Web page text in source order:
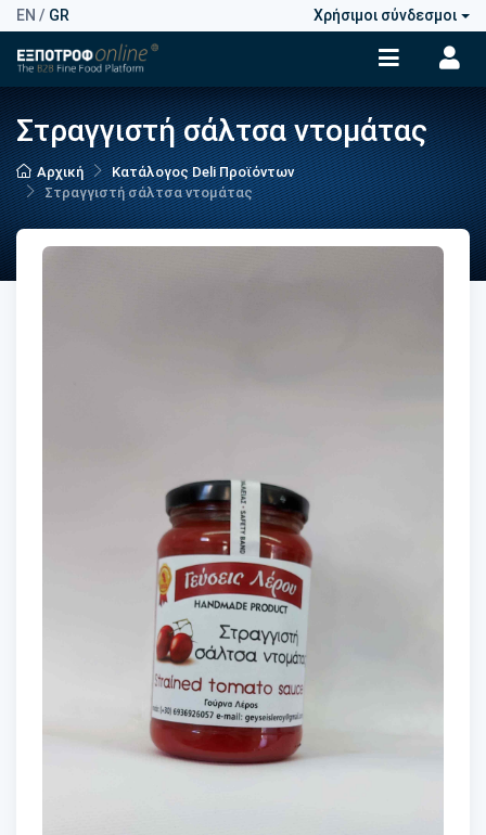
EN / GR Χρήσιμοι σύνδεσμοι
Στραγγιστή σάλτσα ντομάτας
Αρχική
Κατάλογος Deli Προϊόντων
Στραγγιστή σάλτσα ντομάτας